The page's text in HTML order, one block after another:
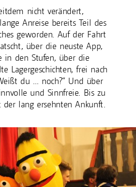
nicht verändert,
Anreise bereits Teil des
geworden. Auf der Fahrt
über die neuste App,
in den Stufen, über die
Lagergeschichten, frei nach
du … noch?“ Und über
und Sinnfreie. Bis zu
lang ersehnten Ankunft.